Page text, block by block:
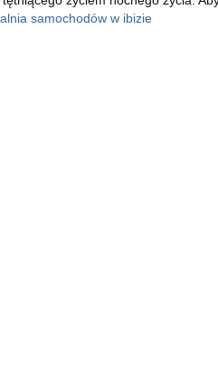
samochodów w ibizie